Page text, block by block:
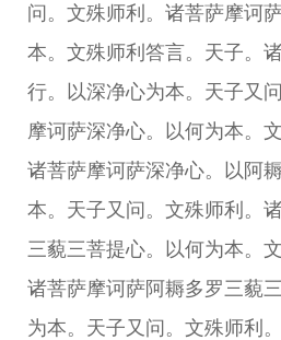
问。文殊师利。诸菩萨摩诃
本。文殊师利答言。天子。
行。以深净心为本。天子又
摩诃萨深净心。以何为本。
诸菩萨摩诃萨深净心。以阿
本。天子又问。文殊师利。
三藐三菩提心。以何为本。
诸菩萨摩诃萨阿耨多罗三藐
为本。天子又问。文殊师利